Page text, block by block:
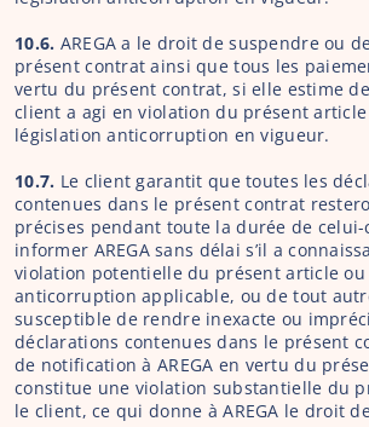
10.6. AREGA a le droit de suspendre ou
présent contrat ainsi que tous les
vertu du présent contrat, si elle estime
client a agi en violation du présent
législation anticorruption en vigueur.
10.7. Le client garantit que toutes les
contenues dans le présent contrat
précises pendant toute la durée de
informer AREGA sans délai s’il a
violation potentielle du présent article
anticorruption applicable, ou de tout
susceptible de rendre inexacte ou
déclarations contenues dans le présent
de notification à AREGA en vertu du
constitue une violation substantielle du
le client, ce qui donne à AREGA le droit